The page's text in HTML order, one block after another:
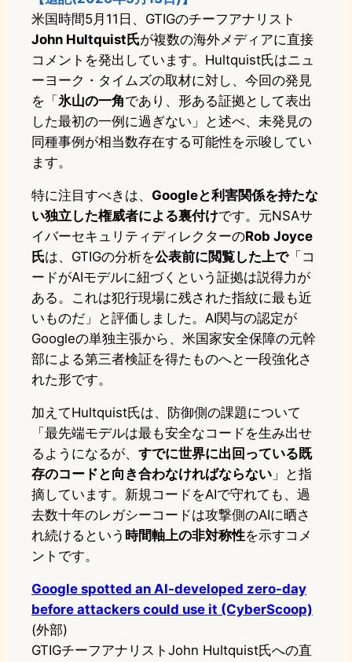
米国時間5月11日、GTIGのチーフアナリスト
John Hultquist氏が複数の海外メディアに直接
コメントを発出しています。Hultquist氏はニュ
ーヨーク・タイムズの取材に対し、今回の発見
を「 氷山の一角であり、形ある証拠として表出
した最初の一例に過ぎない」と述べ、未発見の
同種事例が相当数存在する可能性を示唆してい
ます。
特に注目すべきは、 Googleと利害関係を持たな
い独立した権威者による裏付けです。元NSAサ
イバーセキュリティディレクターのRob Joyce
氏は、GTIGの分析を公表前に閲覧した上で「コ
ードがAIモデルに紐づくという証拠は説得力が
ある。これは犯行現場に残された指紋に最も近
いものだ」と評価しました。AI関与の認定が
Googleの単独主張から、米国家安全保障の元幹
部による第三者検証を得たものへと一段強化さ
れた形です。
加えてHultquist氏は、防御側の課題について
「最先端モデルは最も安全なコードを生み出せ
るようになるが、 すでに世界に出回っている既
存のコードと向き合わなければならない 」と指
摘しています。新規コードをAIで守れても、過
去数十年のレガシーコードは攻撃側のAIに晒さ
れ続けるという 時間軸上の非対称性を示すコメ
ントです。
Google spotted an AI-developed zero-day
before attackers could use it (CyberScoop)
(外部)
GTIGチーフアナリストJohn Hultquist氏への直